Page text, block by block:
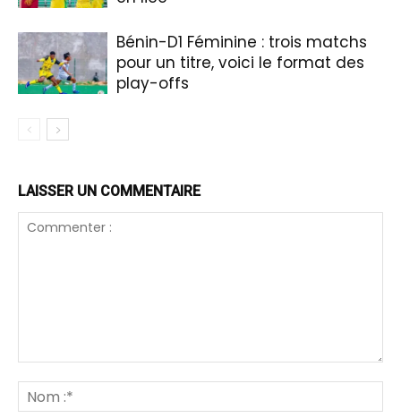
Bénin-D1 Féminine : trois matchs
pour un titre, voici le format des
play-offs
LAISSER UN COMMENTAIRE